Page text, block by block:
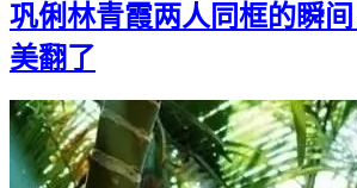
巩俐林青霞两人同框的瞬
美翻了